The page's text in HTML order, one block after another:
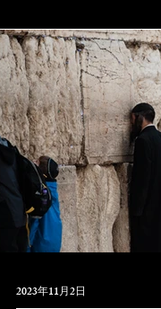
2023年11月2日